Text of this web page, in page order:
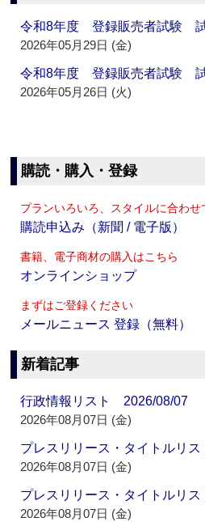
令和8年度 登録販売者試験
2026年05月29日 (金)
令和8年度 登録販売者試験
2026年05月26日 (火)
購読・購入・登録
プランいろいろ、スタイルに合わせ
購読申込み（新聞 / 電子版）
書籍、電子商材の購入はこちら
オンラインショップ
まずはご登録ください
メールニュース 登録（無料）
新着記事
行政情報リスト 2026/08/07
2026年08月07日 (金)
プレスリリース・タイトルリ
2026年08月07日 (金)
プレスリリース・タイトルリ
2026年08月07日 (金)